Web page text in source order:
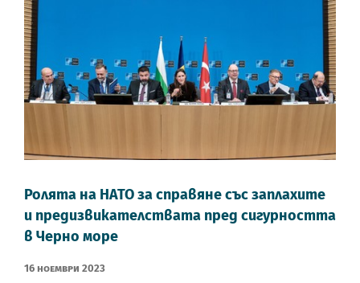
Ролята на НАТО за справяне със заплахите
и предизвикателствата пред сигурността
в Черно море
16 Ноември 2023